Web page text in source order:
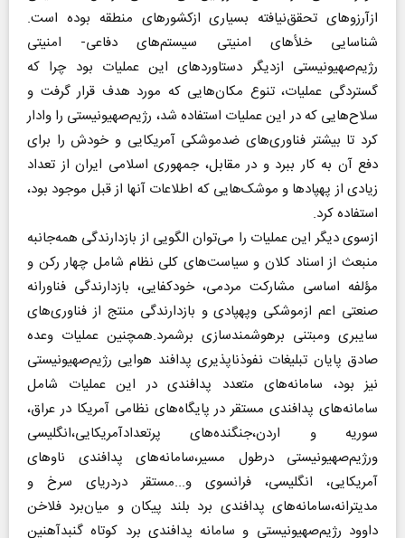
ازآرزوهای تحقق‌نیافته بسیاری ازکشورهای منطقه بوده است.
شناسایی خلأهای امنیتی سیستم‌های دفاعی- امنیتی
رژیم‌صهیونیستی ازدیگر دستاوردهای این عملیات بود چرا که
گستردگی عملیات، تنوع مکان‌هایی که مورد هدف قرار گرفت و
سلاح‌هایی که در این عملیات استفاده شد، رژیم‌صهیونیستی را وادار
کرد تا بیشتر فناوری‌های ضدموشکی آمریکایی و خودش را برای
دفع آن به‌ کار ببرد و در مقابل، جمهوری اسلامی ایران از تعداد
زیادی از پهپادها و موشک‌هایی که اطلاعات آنها از قبل موجود بود،
استفاده کرد.
ازسوی دیگر این عملیات را می‌توان الگویی از بازدارندگی همه‌جانبه
منبعث از اسناد کلان و سیاست‌های کلی نظام شامل چهار رکن و
مؤلفه اساسی مشارکت مردمی، خودکفایی، بازدارندگی فناورانه
صنعتی اعم ازموشکی وپهپادی و بازدارندگی منتج از فناوری‌های
سایبری ومبتنی برهوشمندسازی برشمرد.همچنین عملیات وعده
صادق پایان تبلیغات نفوذناپذیری پدافند هوایی رژیم‌صهیونیستی
نیز بود، سامانه‌های متعدد پدافندی در این عملیات شامل
سامانه‌های پدافندی مستقر در پایگاه‌های نظامی آمریکا در عراق،
سوریه و اردن،جنگنده‌های پرتعدادآمریکایی،انگلیسی
ورژیم‌صهیونیستی درطول مسیر،سامانه‌های پدافندی ناوهای
آمریکایی، انگلیسی، فرانسوی و‌...مستقر دردریای سرخ و
مدیترانه،سامانه‌های پدافندی برد بلند پیکان و میان‌برد فلاخن
داوود رژیم‌صهیونیستی و سامانه پدافندی برد کوتاه گنبد‌آهنین